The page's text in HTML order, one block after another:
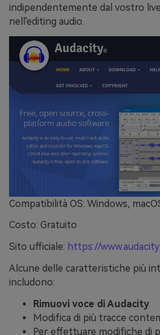
indipendentemente dal vostro
nell'editing audio.
Compatibilità OS: Windows,
Costo: Gratuito
Sito ufficiale: https://
Alcune delle caratteristiche più
includono:
Rimuovi voce di Audacity
Modifica di più tracce
Per effettuare modifiche di